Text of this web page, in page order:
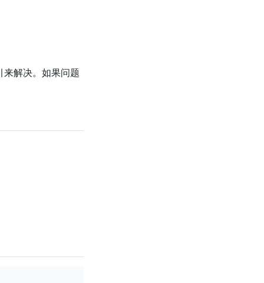
解决。如果问题